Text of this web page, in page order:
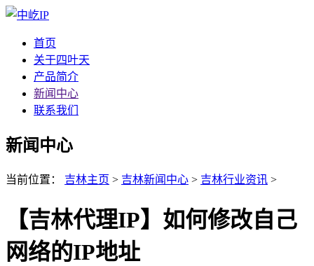
首页
关于四叶天
产品简介
新闻中心
联系我们
新闻中心
当前位置： 吉林主页 > 吉林新闻中心 > 吉林行业资讯 >
【吉林代理IP】如何修改自己
网络的IP地址